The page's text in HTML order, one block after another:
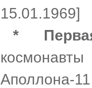
15.01.1969]
*
Аполлона-